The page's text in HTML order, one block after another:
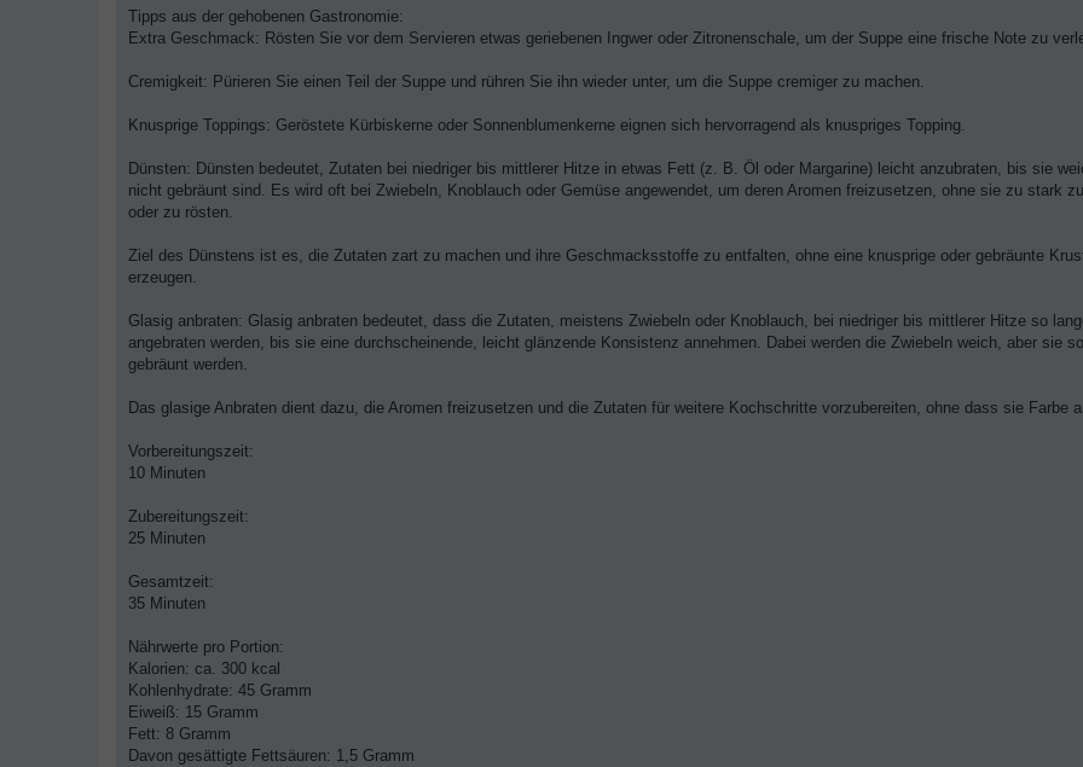
Tipps aus der gehobenen Gastronomie:
Extra Geschmack: Rösten Sie vor dem Servieren etwas geriebenen Ingwer oder Zitronenschale, um der Suppe eine frische Note zu
Cremigkeit: Pürieren Sie einen Teil der Suppe und rühren Sie ihn wieder unter, um die Suppe cremiger zu machen.
Knusprige Toppings: Geröstete Kürbiskerne oder Sonnenblumenkerne eignen sich hervorragend als knuspriges Topping.
Dünsten: Dünsten bedeutet, Zutaten bei niedriger bis mittlerer Hitze in etwas Fett (z. B. Öl oder Margarine) leicht anzubraten, bis sie
nicht gebräunt sind. Es wird oft bei Zwiebeln, Knoblauch oder Gemüse angewendet, um deren Aromen freizusetzen, ohne sie zu stark
oder zu rösten.
Ziel des Dünstens ist es, die Zutaten zart zu machen und ihre Geschmacksstoffe zu entfalten, ohne eine knusprige oder gebräunte
erzeugen.
Glasig anbraten: Glasig anbraten bedeutet, dass die Zutaten, meistens Zwiebeln oder Knoblauch, bei niedriger bis mittlerer Hitze so
angebraten werden, bis sie eine durchscheinende, leicht glänzende Konsistenz annehmen. Dabei werden die Zwiebeln weich, aber sie
gebräunt werden.
Das glasige Anbraten dient dazu, die Aromen freizusetzen und die Zutaten für weitere Kochschritte vorzubereiten, ohne dass sie Farbe
Vorbereitungszeit:
10 Minuten
Zubereitungszeit:
25 Minuten
Gesamtzeit:
35 Minuten
Nährwerte pro Portion:
Kalorien: ca. 300 kcal
Kohlenhydrate: 45 Gramm
Eiweiß: 15 Gramm
Fett: 8 Gramm
Davon gesättigte Fettsäuren: 1,5 Gramm